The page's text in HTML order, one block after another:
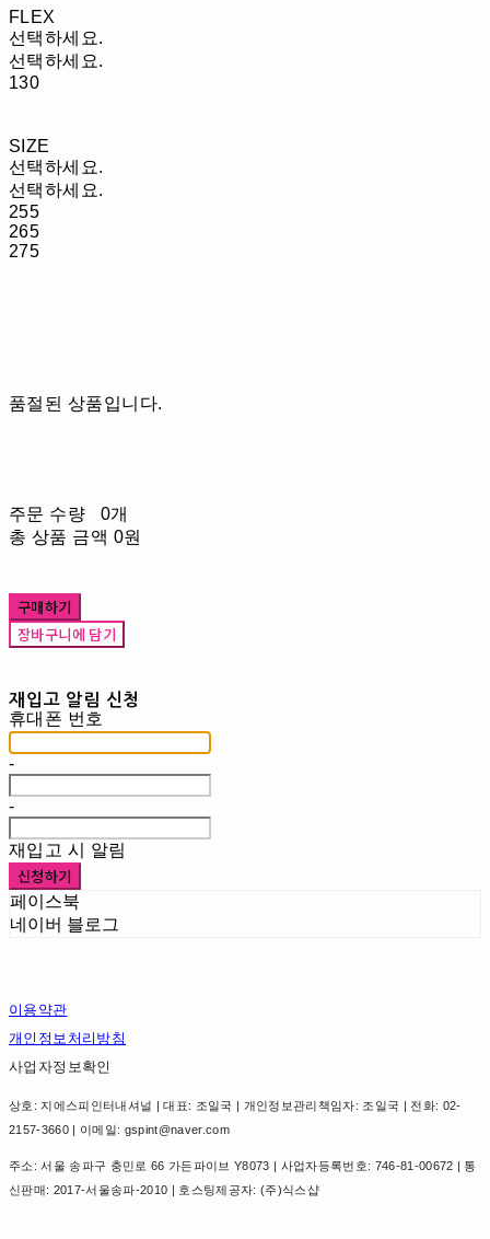
FLEX
선택하세요.
선택하세요.
130
SIZE
선택하세요.
선택하세요.
255
265
275
품절된 상품입니다.
주문 수량
0개
총 상품 금액 0원
구매하기
장바구니에 담기
재입고 알림 신청
휴대폰 번호
-
-
재입고 시 알림
신청하기
페이스북
네이버 블로그
이용약관
개인정보처리방침
사업자정보확인
상호: 지에스피인터내셔널 | 대표: 조일국 | 개인정보관리책임자: 조일국 | 전화: 02-
2157-3660 | 이메일: gspint@naver.com
주소: 서울 송파구 충민로 66 가든파이브 Y8073 | 사업자등록번호: 746-81-00672 | 통
신판매: 2017-서울송파-2010 | 호스팅제공자: (주)식스샵